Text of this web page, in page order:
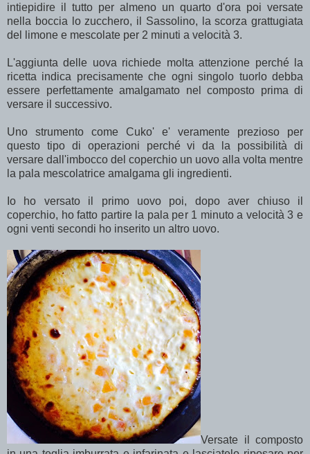
intiepidire il tutto per almeno un quarto d'ora poi versate
nella boccia lo zucchero, il Sassolino, la scorza grattugiata
del limone e mescolate per 2 minuti a velocità 3.
L'aggiunta delle uova richiede molta attenzione perché la
ricetta indica precisamente che ogni singolo tuorlo debba
essere perfettamente amalgamato nel composto prima di
versare il successivo.
Uno strumento come Cuko' e' veramente prezioso per
questo tipo di operazioni perché vi da la possibilità di
versare dall'imbocco del coperchio un uovo alla volta mentre
la pala mescolatrice amalgama gli ingredienti.
Io ho versato il primo uovo poi, dopo aver chiuso il
coperchio, ho fatto partire la pala per 1 minuto a velocità 3 e
ogni venti secondi ho inserito un altro uovo.
Versate il composto